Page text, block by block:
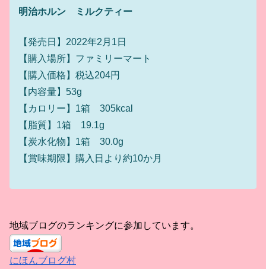
明治ホルン ミルクティー
【発売日】2022年2月1日
【購入場所】ファミリーマート
【購入価格】税込204円
【内容量】53g
【カロリー】1箱 305kcal
【脂質】1箱 19.1g
【炭水化物】1箱 30.0g
【賞味期限】購入日より約10か月
地域ブログのランキングに参加しています。
にほんブログ村